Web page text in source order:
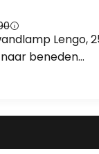
Lengo,
beneden